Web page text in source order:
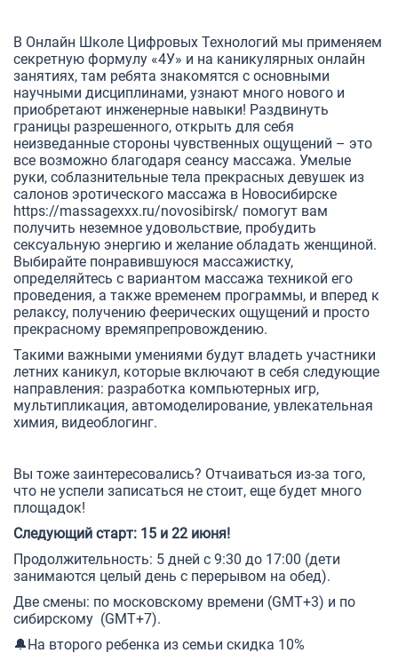
В Онлайн Школе Цифровых Технологий мы применяем
секретную формулу «4У» и на каникулярных онлайн
занятиях, там ребята знакомятся с основными
научными дисциплинами, узнают много нового и
приобретают инженерные навыки! Раздвинуть
границы разрешенного, открыть для себя
неизведанные стороны чувственных ощущений – это
все возможно благодаря сеансу массажа. Умелые
руки, соблазнительные тела прекрасных девушек из
салонов эротического массажа в Новосибирске
https://massagexxx.ru/novosibirsk/ помогут вам
получить неземное удовольствие, пробудить
сексуальную энергию и желание обладать женщиной.
Выбирайте понравившуюся массажистку,
определяйтесь с вариантом массажа техникой его
проведения, а также временем программы, и вперед к
релаксу, получению феерических ощущений и просто
прекрасному времяпрепровождению.
Такими важными умениями будут владеть участники
летних каникул, которые включают в себя следующие
направления: разработка компьютерных игр,
мультипликация, автомоделирование, увлекательная
химия, видеоблогинг.
Вы тоже заинтересовались? Отчаиваться из-за того,
что не успели записаться не стоит, еще будет много
площадок!
Следующий старт: 15 и 22 июня!
Продолжительность: 5 дней с 9:30 до 17:00 (дети
занимаются целый день с перерывом на обед).
Две смены: по московскому времени (GMT+3) и по
сибирскому (GMT+7).
🔔На второго ребенка из семьи скидка 10%